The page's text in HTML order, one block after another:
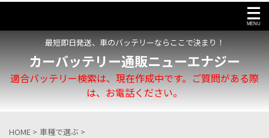
最短即日発送、車のバッテリーならここで決まり！
カーバッテリー通販ニューエナジー
適合バッテリー検索は、現在作成中です。ご質問がある際
は、お電話ください。
HOME > 車種で選ぶ >